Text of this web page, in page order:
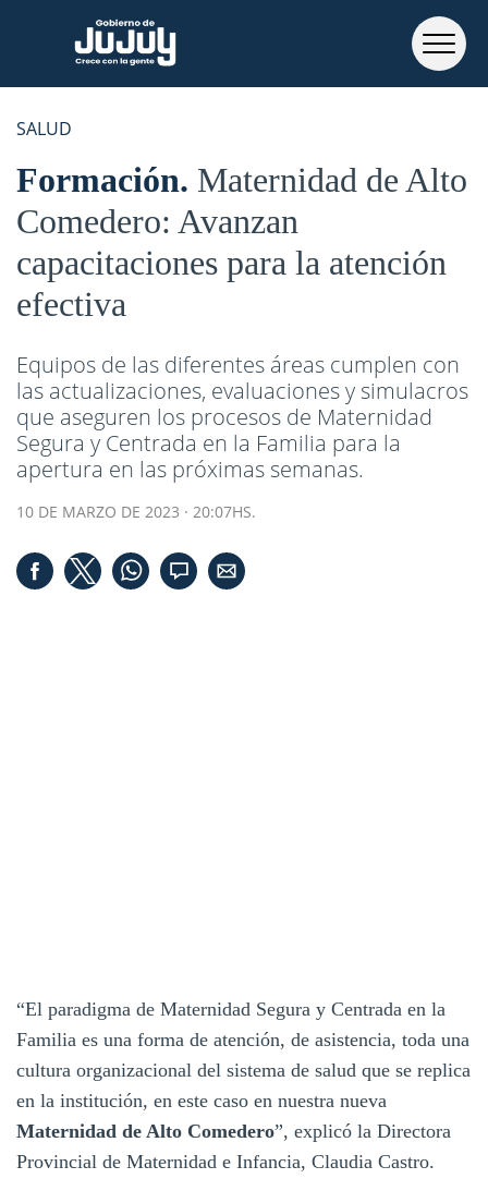
SALUD
Formación Maternidad de Alto
Comedero: Avanzan
capacitaciones para la atención
efectiva
Equipos de las diferentes áreas cumplen con
las actualizaciones, evaluaciones y simulacros
que aseguren los procesos de Maternidad
Segura y Centrada en la Familia para la
apertura en las próximas semanas.
10 DE MARZO DE 2023 · 20:07HS.
“El paradigma de Maternidad Segura y Centrada en la
Familia es una forma de atención, de asistencia, toda una
cultura organizacional del sistema de salud que se replica
en la institución, en este caso en nuestra nueva
Maternidad de Alto Comedero”, explicó la Directora
Provincial de Maternidad e Infancia, Claudia Castro.